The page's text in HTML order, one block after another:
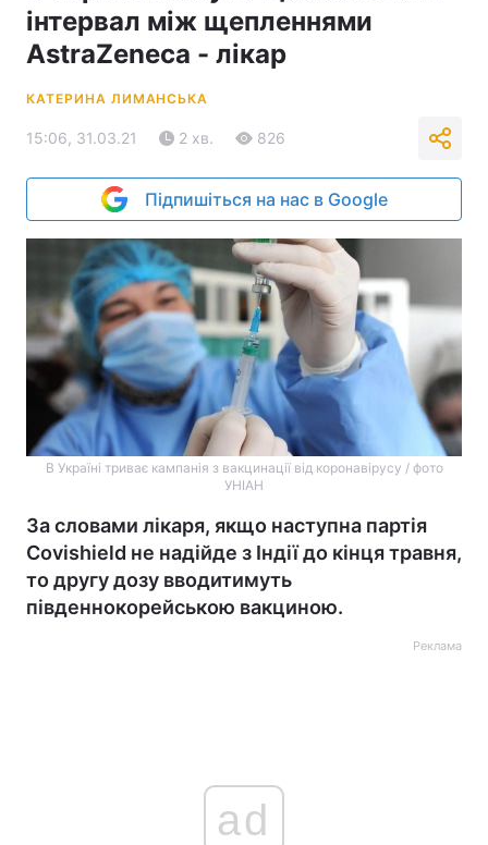
інтервал між щепленнями
AstraZeneca - лікар
КАТЕРИНА ЛИМАНСЬКА
15:06, 31.03.21 2 хв. 826
Підпишіться на нас в Google
В Україні триває кампанія з вакцинації від коронавірусу / фото
УНІАН
За словами лікаря, якщо наступна партія
Covishield не надійде з Індії до кінця травня,
то другу дозу вводитимуть
південнокорейською вакциною.
Реклама
ad